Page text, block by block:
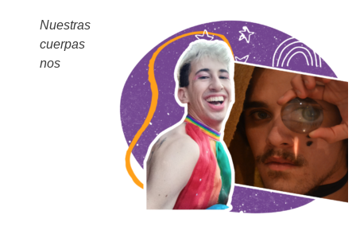
Nuestras
cuerpas
nos